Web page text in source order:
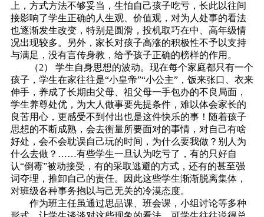
上，方式方法不够妥当，生怕自己孩子吃亏，长此以往间
接影响了学生正确的人生观、价值观，对为人处事的看法
也逐渐发生改变，特别是圆滑，投机取巧在中、高年级情
况出现较多。另外，家长对孩子高涨的积极性不予以支持
与满足，没有言传身教，给予孩子正确的榜样的作用。
（2） 学生自身思想的波动。现在每个家庭都只有一个
孩子，学生在家往往是“小皇帝”“小公主”，饭来张口、衣来
伸手，养成了长期由父母、祖父母一手包办的不良局面，
学生养尊处优，为大人做事要先提条件，难以体会家长的
良苦用心，更感受不到付出也是这件快乐的事！随着孩子
思想的不断成熟，会去衡量所要面对的事情，对自己有啥
好处，会不会耽误自己玩的时间，为什么要我做？别人为
什么去做？……有些学生一旦认为吃亏了，有的只好自
认“倒霉”被动接受，有的采取逃避的方式，还有的甚至强
词夺理，推卸自己的责任。因此这些学生渐渐脱离集体，
对班级各种事务抱以与己无关的冷漠态度。
作为班主任虽通过思品课、班会课，小组讨论等多种